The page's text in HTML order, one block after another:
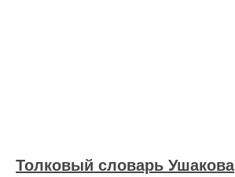
Толковый словарь Ушакова